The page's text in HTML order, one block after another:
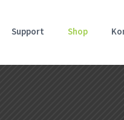
Support Shop